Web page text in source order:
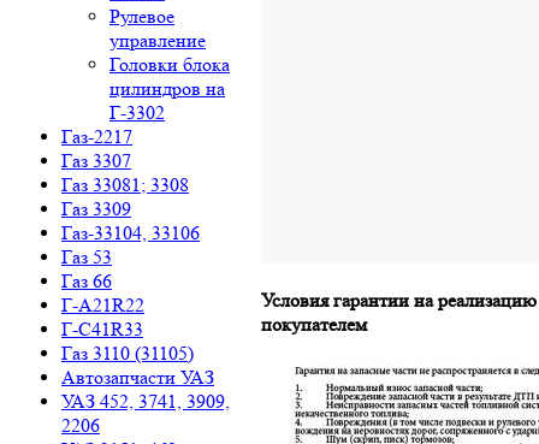
Рулевое
управление
Головки блока
цилиндров на
Г-3302
Газ-2217
Газ 3307
Газ 33081; 3308
Газ 3309
Газ-33104, 33106
Газ 53
Газ 66
Г-A21R22
Г-C41R33
Газ 3110 (31105)
Автозапчасти УАЗ
УАЗ 452, 3741, 3909,
2206
Условия гарантии на
покупателем